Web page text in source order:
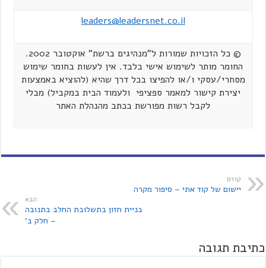
leaders@leadersnet.co.il
© כל הזכויות שמורות ל"מנהיגים ברשת" אוקטובר 2002.
החומר מותר לשימוש אישי בלבד. אין לעשות בחומר שימוש
מסחרי/עסקי ו/או להפיצו בכל דרך שהיא (להוציא באמצעות
יצירת קישור למאמר ספציפי ולעמוד הבית במקביל) מבלי
לקבל רשות מפורשת בכתב מהנהלת האתר
קודם
יישום של קוד אתי – סיפור מקרה
הבא
בניית חזון בתשלובת החלב בתנובה
– חלק ב'
כתיבת תגובה